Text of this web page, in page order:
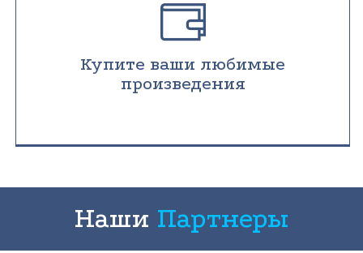
Купите ваши любимые
произведения
Наши Партнеры